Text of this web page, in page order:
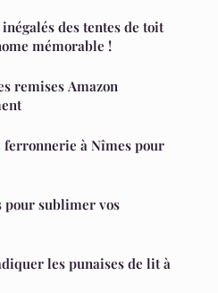
des tentes de toit
mémorable !
remises Amazon
à Nîmes pour
pour sublimer vos
les punaises de lit à